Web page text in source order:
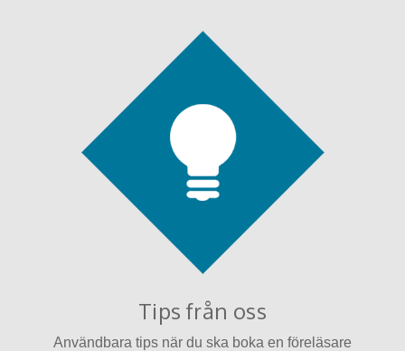
Tips från oss
Användbara tips när du ska boka en föreläsare